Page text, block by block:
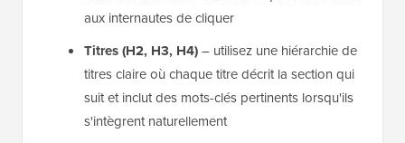
aux internautes de cliquer
Titres (H2, H3, H4)– utilisez une hiérarchie de
titres claire où chaque titre décrit la section qui
suit et inclut des mots-clés pertinents lorsqu'ils
s'intègrent naturellement